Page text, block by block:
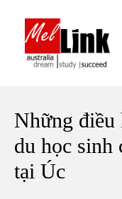
Những điều
du học sinh
tại Úc